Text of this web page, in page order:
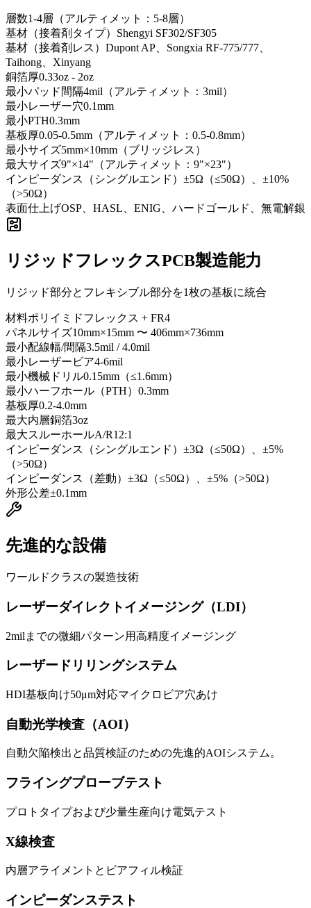
層数1-4層（アルティメット：5-8層）
基材（接着剤タイプ） Shengyi SF302/SF305
基材（接着剤レス） Dupont AP、Songxia RF-775/777、
Taihong、Xinyang
銅箔厚0.33oz - 2oz
最小パッド間隔4mil（アルティメット：3mil）
最小レーザー穴0.1mm
最小PTH0.3mm
基板厚0.05-0.5mm（アルティメット：0.5-0.8mm）
最小サイズ5mm×10mm（ブリッジレス）
最大サイズ9"×14"（アルティメット：9"×23"）
インピーダンス（シングルエンド） ±5Ω（≤50Ω）、±10%
（>50Ω）
表面仕上げOSP、HASL、ENIG、ハードゴールド、無電解銀
リジッドフレックスPCB製造能力
リジッド部分とフレキシブル部分を1枚の基板に統合
材料ポリイミドフレックス + FR4
パネルサイズ10mm×15mm 〜 406mm×736mm
最小配線幅/間隔3.5mil / 4.0mil
最小レーザービア4-6mil
最小機械ドリル0.15mm（≤1.6mm）
最小ハーフホール（PTH） 0.3mm
基板厚0.2-4.0mm
最大内層銅箔3oz
最大スルーホールA/R12:1
インピーダンス（シングルエンド） ±3Ω（≤50Ω）、±5%
（>50Ω）
インピーダンス（差動） ±3Ω（≤50Ω）、±5%（>50Ω）
外形公差±0.1mm
先進的な設備
ワールドクラスの製造技術
レーザーダイレクトイメージング（LDI）
2milまでの微細パターン用高精度イメージング
レーザードリリングシステム
HDI基板向け50μm対応マイクロビア穴あけ
自動光学検査（AOI）
自動欠陥検出と品質検証のための先進的AOIシステム。
フライングプローブテスト
プロトタイプおよび少量生産向け電気テスト
X線検査
内層アライメントとビアフィル検証
インピーダンステスト